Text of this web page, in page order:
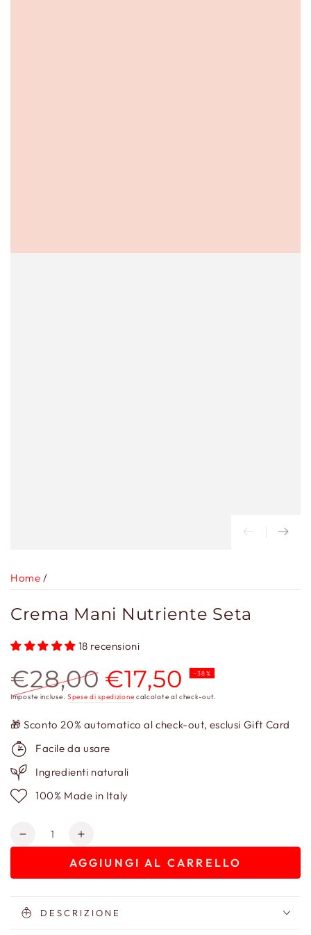
Home /
Crema Mani Nutriente Seta
18 recensioni
Prezzo
€28,00
Prezzo
€17,50 –38%
Imposte incluse. Spese di spedizione calcolate al check-out.
🎁 Sconto 20% automatico al check-out, esclusi Gift Card
Facile da usare
Ingredienti naturali
100% Made in Italy
Quantità
Diminuisci
Mani
Nutriente
Seta
Aumenta
per
Mani
Nutriente
Seta
AGGIUNGI AL CARRELLO
DESCRIZIONE